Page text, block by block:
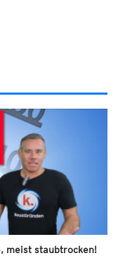
meist staubtrocken!